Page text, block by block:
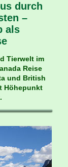
durch
–
als
Tierwelt im
Reise
und British
Höhepunkt